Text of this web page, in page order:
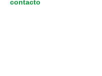
contacto